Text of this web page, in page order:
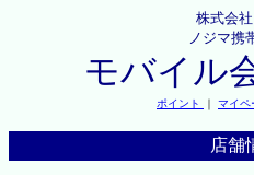
株式会
ノジマ携
モバイル
ポイント ｜ マイペ
店舗